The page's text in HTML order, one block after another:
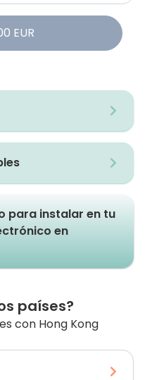
EUR
para instalar en tu
en
países?
con Hong Kong